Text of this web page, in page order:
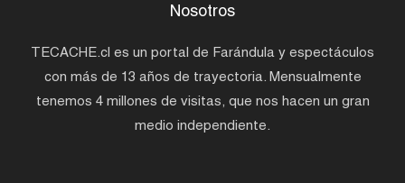
Nosotros
TECACHE.cl es un portal de Farándula y espectáculos
con más de 13 años de trayectoria. Mensualmente
tenemos 4 millones de visitas, que nos hacen un gran
medio independiente.